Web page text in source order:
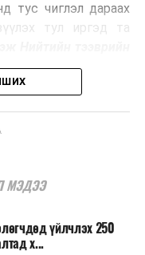
лагийн
тус чиглэл дараах
тул иргэд та
МЭДЭЭ
үйлчлэх 250
х...